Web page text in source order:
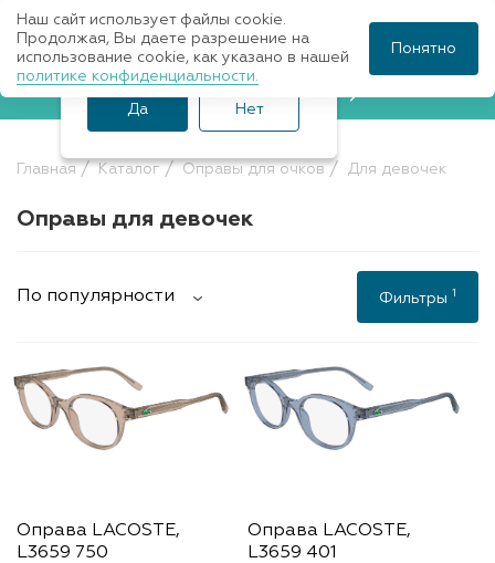
Записаться к врачу
Главная Каталог Оправы для очков Для девочек
Оправы для девочек
По популярности Фильтры 1
Оправа LACOSTE,
L3659 750
Оправа LACOSTE,
L3659 401
Ваш город Санкт-
Петербург?
Да Нет
Наш сайт использует файлы cookie.
Продолжая, Вы даете разрешение на
использование cookie, как указано в нашей
политике конфиденциальности.
Понятно